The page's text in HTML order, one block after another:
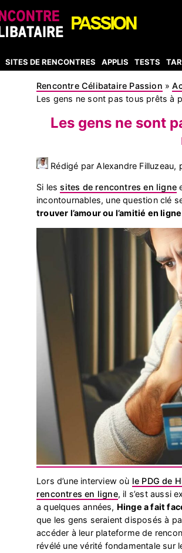
SITES DE RENCONTRES APPLIS TESTS
Rencontre Célibataire Passion »
Les gens ne sont pas tous prêts à
Les gens ne sont
Rédigé par Alexandre Filluzeau,
Si lessites de rencontres en ligne
incontournables, une question clé
trouver l’amour ou l’amitié en ligne
Lors d’une interview où le PDG de
rencontres en ligne, il s’est aussi
a quelques années, Hinge a fait
que les gens seraient disposés à
accéder à leur plateforme de
révélé une vérité fondamentale